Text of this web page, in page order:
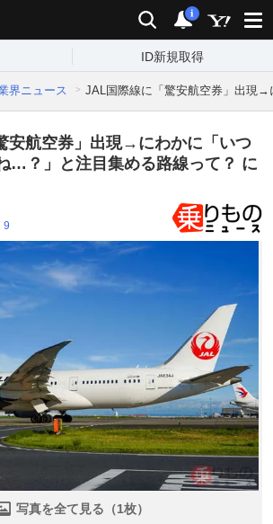
検索 通知
i
ID新規取得
界ニュース JAL国際線に「驚安航空券」出現
安航空券」出現→にわかに「いつ
…？」と注目集める路線って？ に
9
写真を全て見る（1枚）